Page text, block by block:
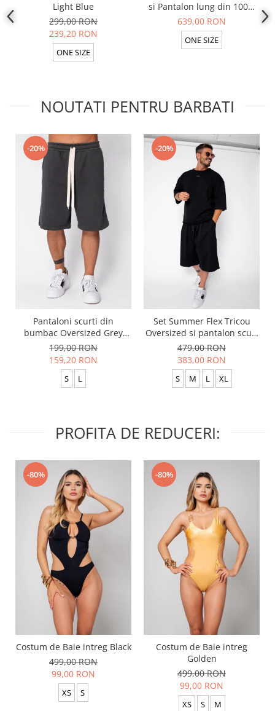
Light Blue
299,00 RON
239,20 RON
ONE SIZE
si Pantalon lung din 100%
in Light Olive
639,00 RON
ONE SIZE
NOUTATI PENTRU BARBATI
-20%
Pantaloni scurti din
bumbac Oversized Grey
Anthracite
199,00 RON
159,20 RON
S L
-20%
Set Summer Flex Tricou
Oversized si pantalon scurt
Baggy Black
479,00 RON
383,00 RON
S M L XL
PROFITA DE REDUCERI:
-80%
Costum de Baie intreg Black
499,00 RON
99,00 RON
XS S
-80%
Costum de Baie intreg
Golden
499,00 RON
99,00 RON
XS S M